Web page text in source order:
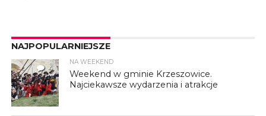
NAJPOPULARNIEJSZE
4
NA WEEKEND
Weekend w gminie Krzeszowice.
Najciekawsze wydarzenia i atrakcje